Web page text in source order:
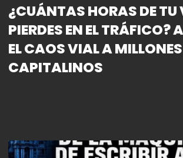
¿CUÁNTAS HORAS DE
PIERDES EN EL TRÁFICO?
EL CAOS VIAL A
CAPITALINOS